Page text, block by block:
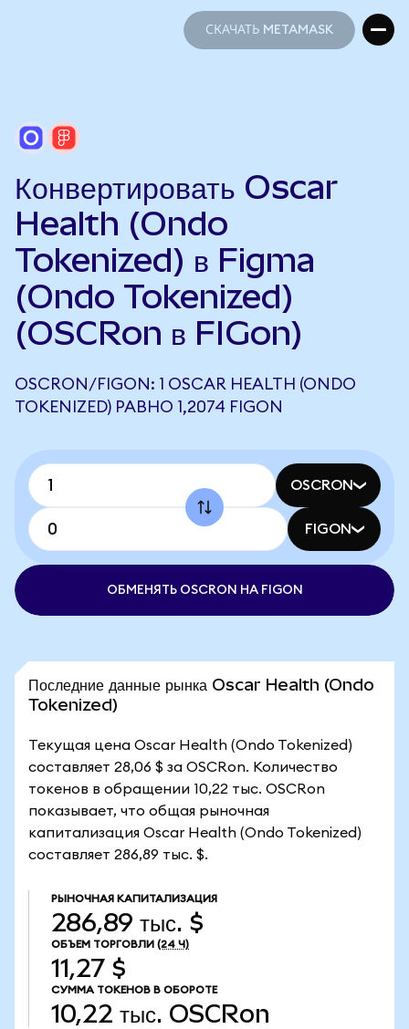
СКАЧАТЬ METAMASK
Конвертировать Oscar
Health (Ondo
Tokenized) в Figma
(Ondo Tokenized)
(OSCRon в FIGon)
OSCRON/FIGON: 1 OSCAR HEALTH (ONDO
TOKENIZED) РАВНО 1,2074 FIGON
OSCRON
FIGON
ОБМЕНЯТЬ OSCRON НА FIGON
Последние данные рынка Oscar Health (Ondo
Tokenized)
Текущая цена Oscar Health (Ondo Tokenized)
составляет 28,06 $ за OSCRon. Количество
токенов в обращении 10,22 тыс. OSCRon
показывает, что общая рыночная
капитализация Oscar Health (Ondo Tokenized)
составляет 286,89 тыс. $.
РЫНОЧНАЯ КАПИТАЛИЗАЦИЯ
286,89 тыс. $
ОБЪЕМ ТОРГОВЛИ (24 Ч)
11,27 $
СУММА ТОКЕНОВ В ОБОРОТЕ
10,22 тыс. OSCRon